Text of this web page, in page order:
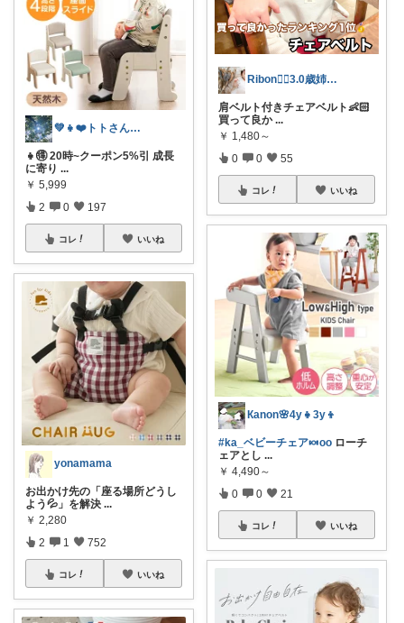
💚👧❤️トトさん 8月🥵
👧🉐 20時~クーポン5%引 成長
に寄り ...
￥ 5,999
2 0 197
コレ いいね
yonamama
お出かけ先の「座る場所どうし
よう💦」を解決 ...
￥ 2,280
2 1 752
コレ いいね
Ribon❁⃘3.0歳姉妹ﾏﾏ👧🏻♡
肩ベルト付きチェアベルト👶🏻
買って良か ...
￥ 1,480～
0 0 55
コレ いいね
Кanon🌸4y👧3y👦
#ka_ベビーチェア🍬oo ローチ
ェアとし ...
￥ 4,490～
0 0 21
コレ いいね